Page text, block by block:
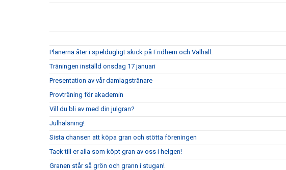
Planerna åter i speldugligt skick på Fridhem och Valhall.
Träningen inställd onsdag 17 januari
Presentation av vår damlagstränare
Provträning för akademin
Vill du bli av med din julgran?
Julhälsning!
Sista chansen att köpa gran och stötta föreningen
Tack till er alla som köpt gran av oss i helgen!
Granen står så grön och grann i stugan!